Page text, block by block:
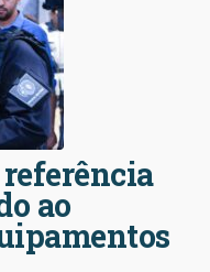
referência
ao